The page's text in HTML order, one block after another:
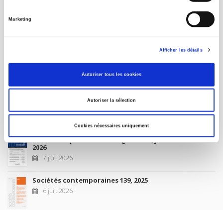
Marketing
Afficher les détails
Autoriser tous les cookies
Autoriser la sélection
Cookies nécessaires uniquement
Revue française de science politique 76-2, avril-juin
10 juil. 2026
Revue française de sociologie 66 3/4, juillet-décembre
2026
7 juil. 2026
Sociétés contemporaines 139, 2025
6 juil. 2026